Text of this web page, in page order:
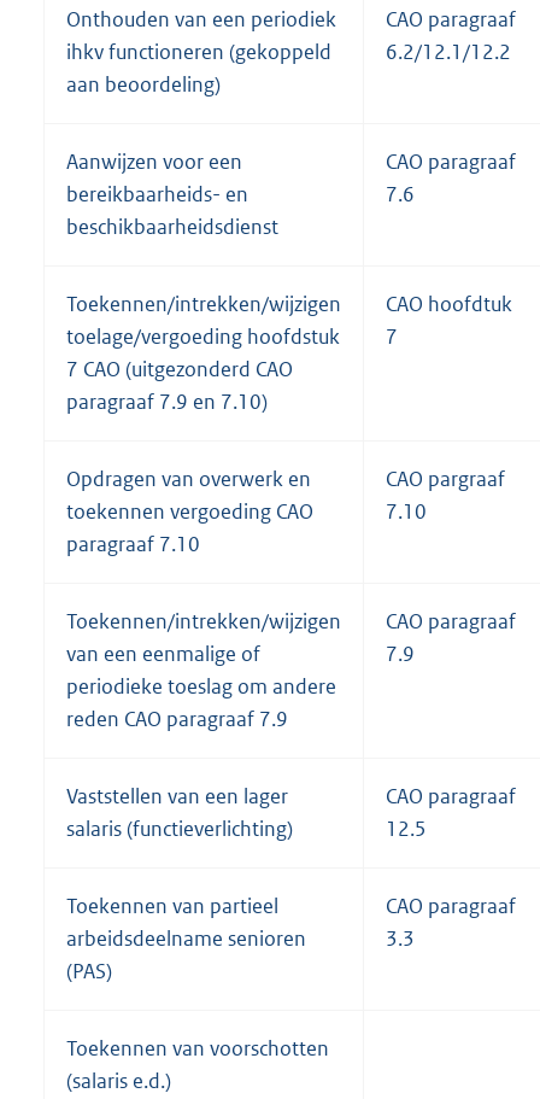
Onthouden van een periodiek
ihkv functioneren (gekoppeld
aan beoordeling)
CAO paragraaf
6.2/12.1/12.2
Aanwijzen voor een
bereikbaarheids- en
beschikbaarheidsdienst
CAO paragraaf
7.6
Toekennen/intrekken/wijzigen
toelage/vergoeding hoofdstuk
7 CAO (uitgezonderd CAO
paragraaf 7.9 en 7.10)
CAO hoofdtuk
7
Opdragen van overwerk en
toekennen vergoeding CAO
paragraaf 7.10
CAO pargraaf
7.10
Toekennen/intrekken/wijzigen
van een eenmalige of
periodieke toeslag om andere
reden CAO paragraaf 7.9
CAO paragraaf
7.9
Vaststellen van een lager
salaris (functieverlichting)
CAO paragraaf
12.5
Toekennen van partieel
arbeidsdeelname senioren
(PAS)
CAO paragraaf
3.3
Toekennen van voorschotten
(salaris e.d.)